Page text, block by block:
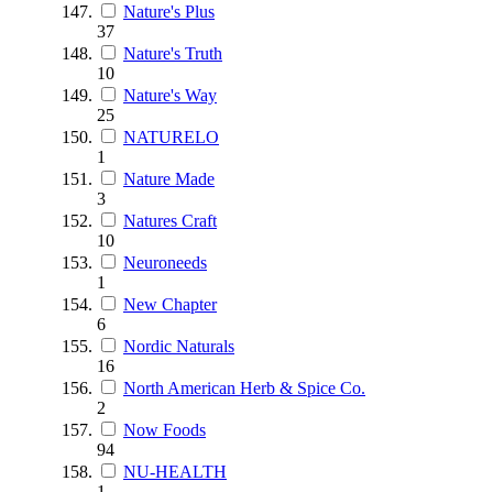
Nature's Plus
37
Nature's Truth
10
Nature's Way
25
NATURELO
1
Nature Made
3
Natures Craft
10
Neuroneeds
1
New Chapter
6
Nordic Naturals
16
North American Herb & Spice Co.
2
Now Foods
94
NU-HEALTH